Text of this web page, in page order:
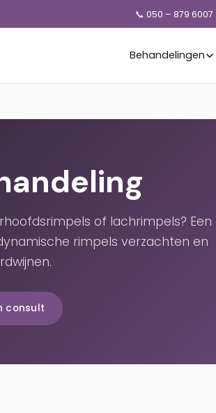
📞 050 – 879 6007
Behandelingen
of lachrimpels? Een
rimpels verzachten en
consult